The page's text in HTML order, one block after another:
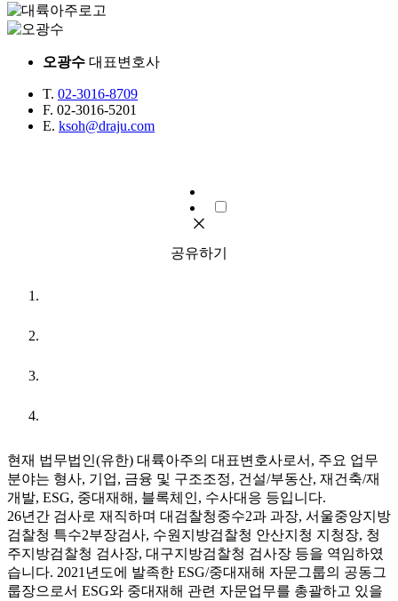
오광수 대표변호사
T. 02-3016-8709
F. 02-3016-5201
E. ksoh@draju.com
공유하기
현재 법무법인(유한) 대륙아주의 대표변호사로서, 주요 업무
분야는 형사, 기업, 금융 및 구조조정, 건설/부동산, 재건축/재
개발, ESG, 중대재해, 블록체인, 수사대응 등입니다.
26년간 검사로 재직하며 대검찰청중수2과 과장, 서울중앙지방
검찰청 특수2부장검사, 수원지방검찰청 안산지청 지청장, 청
주지방검찰청 검사장, 대구지방검찰청 검사장 등을 역임하였
습니다. 2021년도에 발족한 ESG/중대재해 자문그룹의 공동그
룹장으로서 ESG와 중대재해 관련 자문업무를 총괄하고 있을